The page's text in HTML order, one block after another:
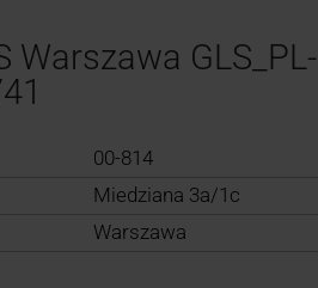
Warszawa GLS_PL-
00-814
Miedziana 3a/1c
Warszawa